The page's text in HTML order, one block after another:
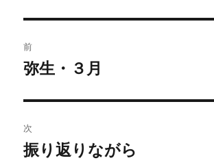
稿
ビ
ゲ
前
前
投
稿:
弥生・３月
次
次
振り返りながら